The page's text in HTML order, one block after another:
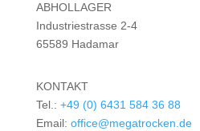
ABHOLLAGER
Industriestrasse 2-4
65589 Hadamar
KONTAKT
Tel.: +49 (0) 6431 584 36 88
Email: office@megatrocken.de